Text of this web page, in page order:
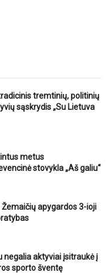
tremtinių, politinių
sąskrydis „Su Lietuva
metus
stovykla „Aš galiu“
apygardos 3-ioji
negalia aktyviai įsitraukė į
sporto šventę